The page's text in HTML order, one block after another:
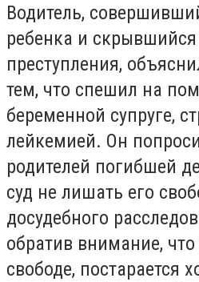
Водитель,
ребенка и
преступления,
тем, что спешил на
беременной супруге,
лейкемией. Он
родителей погибшей
суд не лишать его
досудебного
обратив внимание,
свободе, постарается